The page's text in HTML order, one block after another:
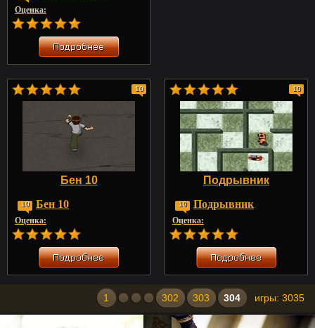
Оценка:
10
Бен 10
10 Бен 10
Оценка:
10
Подрывник
10 Подрывник
Оценка:
игры: 3035
304
303
302
1